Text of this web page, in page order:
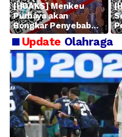
[HOAKS] Menkeu
Purbaya akan
Bongkar Penyebab
Kerugian BUMN
Update Olahraga